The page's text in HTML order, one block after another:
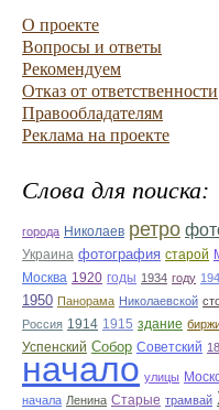
О проекте
Вопросы и ответы
Рекомендуем
Отказ от ответственности
Правообладателям
Реклама на проекте
Слова для поиска:
города Николаев ретро
Украина фотография старой
Москва 1920 годы 1934 году
1950 Панорама Николаевской
Россия 1914 1915 здание
Успенский Собор Советский
начало улицы
начала Ленина Старые трамвай